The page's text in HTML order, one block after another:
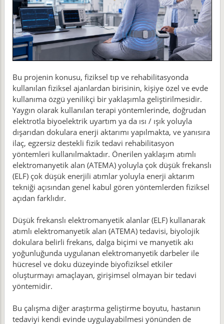
Bu projenin konusu, fiziksel tıp ve rehabilitasyonda
kullanılan fiziksel ajanlardan birisinin, kişiye özel ve evde
kullanıma özgü yenilikçi bir yaklaşımla geliştirilmesidir.
Yaygın olarak kullanılan terapi yöntemlerinde, doğrudan
elektrotla biyoelektrik uyartım ya da ısı / ışık yoluyla
dışarıdan dokulara enerji aktarımı yapılmakta, ve yanısıra
ilaç, egzersiz destekli fizik tedavi rehabilitasyon
yöntemleri kullanılmaktadır. Önerilen yaklaşım atımlı
elektromanyetik alan (ATEMA) yoluyla çok düşük frekanslı
(ELF) çok düşük enerjili atımlar yoluyla enerji aktarım
tekniği açısından genel kabul gören yöntemlerden fiziksel
açıdan farklıdır.
Düşük frekanslı elektromanyetik alanlar (ELF) kullanarak
atımlı elektromanyetik alan (ATEMA) tedavisi, biyolojik
dokulara belirli frekans, dalga biçimi ve manyetik akı
yoğunluğunda uygulanan elektromanyetik darbeler ile
hücresel ve doku düzeyinde biyofiziksel etkiler
oluşturmayı amaçlayan, girişimsel olmayan bir tedavi
yöntemidir.
Bu çalışma diğer araştırma geliştirme boyutu, hastanın
tedaviyi kendi evinde uygulayabilmesi yönünden de